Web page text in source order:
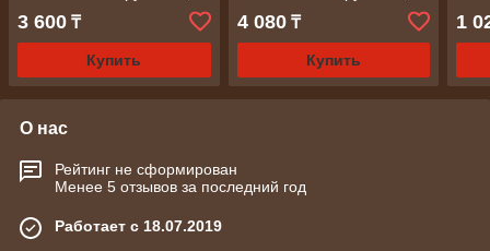
СИБРТЕХ
3 600 ₸
Купить
500 мм, 7-8 TPI, зуб 2D/
СИБРТЕХ
4 080₸
Купить
1
О нас
Рейтинг не сформирован
Менее 5 отзывов за последний год
Работает с 18.07.2019